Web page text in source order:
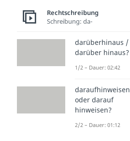
Rechtschreibung
Schreibung: da-
darüberhinaus /
darüber hinaus?
1/2 – Dauer: 02:42
daraufhinweisen
oder darauf
hinweisen?
2/2 – Dauer: 01:12